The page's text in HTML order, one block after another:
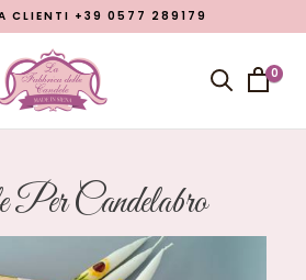
Account
Close menu
CLIENTI +39 0577 289179
0
Per Candelabro